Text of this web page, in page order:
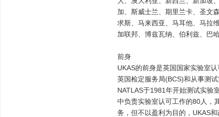
加、斯威士兰、期里兰卡、圣文
求斯、马来西亚、马耳他、马拉
加联邦、博兹瓦纳、伯利兹、巴
前身
UKAS的前身是英国国家实验室
英国检定服务局(BCS)和从事测
NATLAS于1981年开始测试实验
中负责实验室认可工作的80人，
务，但不以盈利为目的，UKAS